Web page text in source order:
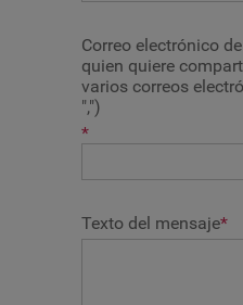
Correo electrónico
quien quiere
varios correos
",")
*
Texto del mensaje*